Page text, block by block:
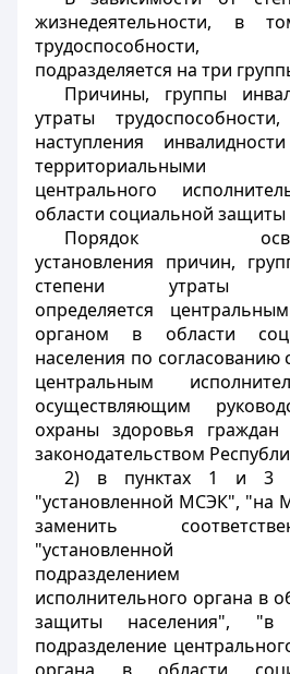
жизнедеятельности, в
трудоспособности,
подразделяется на три
Причины, группы
утраты
наступления
территориальными
центрального
области социальной защиты
Порядок
установления причин,
степени утраты
определяется
органом в области
населения по
центральным
осуществляющим
охраны здоровья граждан
законодательством
2) в пунктах 1 и 3
"установленной МСЭК", "на
заменить
"установленной
подразделением
исполнительного органа в
защиты населения", "в
подразделение